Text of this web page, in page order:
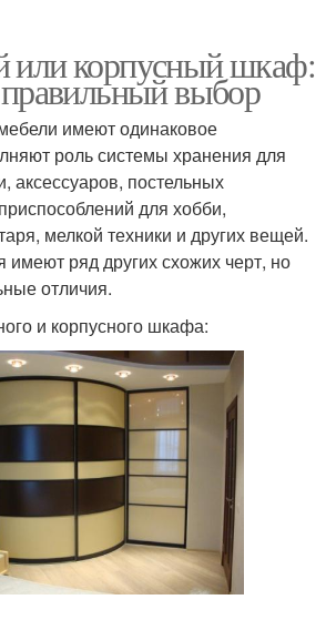
или корпусный шкаф:
правильный выбор
имеют одинаковое
роль системы хранения для
аксессуаров, постельных
для хобби,
мелкой техники и других вещей.
имеют ряд других схожих черт, но
отличия.
и корпусного шкафа: